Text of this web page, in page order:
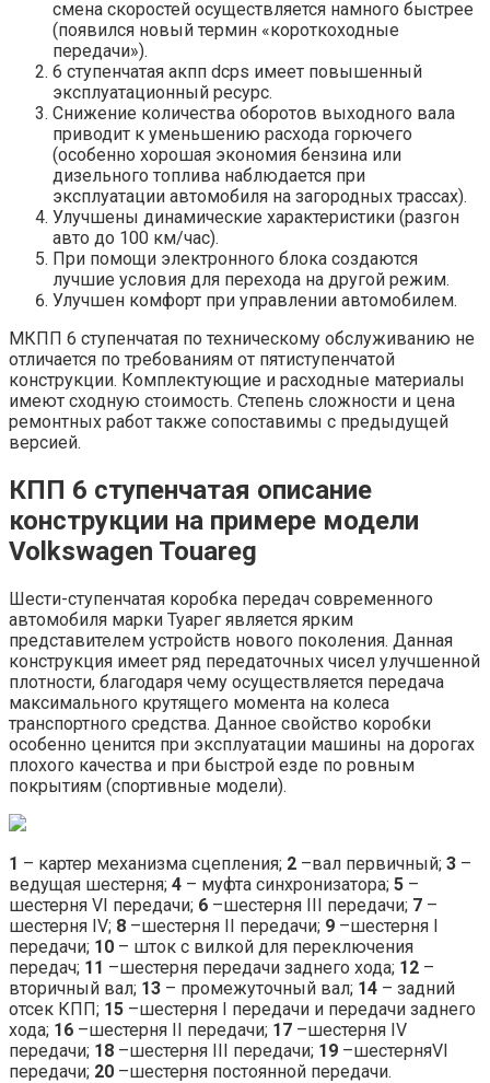
смена скоростей осуществляется намного быстрее
(появился новый термин «короткоходные
передачи»).
6 ступенчатая акпп dcps имеет повышенный
эксплуатационный ресурс.
Снижение количества оборотов выходного вала
приводит к уменьшению расхода горючего
(особенно хорошая экономия бензина или
дизельного топлива наблюдается при
эксплуатации автомобиля на загородных трассах).
Улучшены динамические характеристики (разгон
авто до 100 км/час).
При помощи электронного блока создаются
лучшие условия для перехода на другой режим.
Улучшен комфорт при управлении автомобилем.
МКПП 6 ступенчатая по техническому обслуживанию не
отличается по требованиям от пятиступенчатой
конструкции. Комплектующие и расходные материалы
имеют сходную стоимость. Степень сложности и цена
ремонтных работ также сопоставимы с предыдущей
версией.
КПП 6 ступенчатая описание
конструкции на примере модели
Volkswagen Touareg
Шести-ступенчатая коробка передач современного
автомобиля марки Туарег является ярким
представителем устройств нового поколения. Данная
конструкция имеет ряд передаточных чисел улучшенной
плотности, благодаря чему осуществляется передача
максимального крутящего момента на колеса
транспортного средства. Данное свойство коробки
особенно ценится при эксплуатации машины на дорогах
плохого качества и при быстрой езде по ровным
покрытиям (спортивные модели).
1 – картер механизма сцепления; 2 –вал первичный; 3 –
ведущая шестерня; 4 – муфта синхронизатора; 5 –
шестерня VI передачи; 6 –шестерня III передачи; 7 –
шестерня IV; 8 –шестерня II передачи; 9 –шестерня I
передачи; 10 – шток с вилкой для переключения
передач; 11 –шестерня передачи заднего хода; 12 –
вторичный вал; 13 – промежуточный вал; 14 – задний
отсек КПП; 15 –шестерня I передачи и передачи заднего
хода; 16 –шестерня II передачи; 17 –шестерня IV
передачи; 18 –шестерня III передачи; 19 –шестерняVI
передачи; 20 –шестерня постоянной передачи.